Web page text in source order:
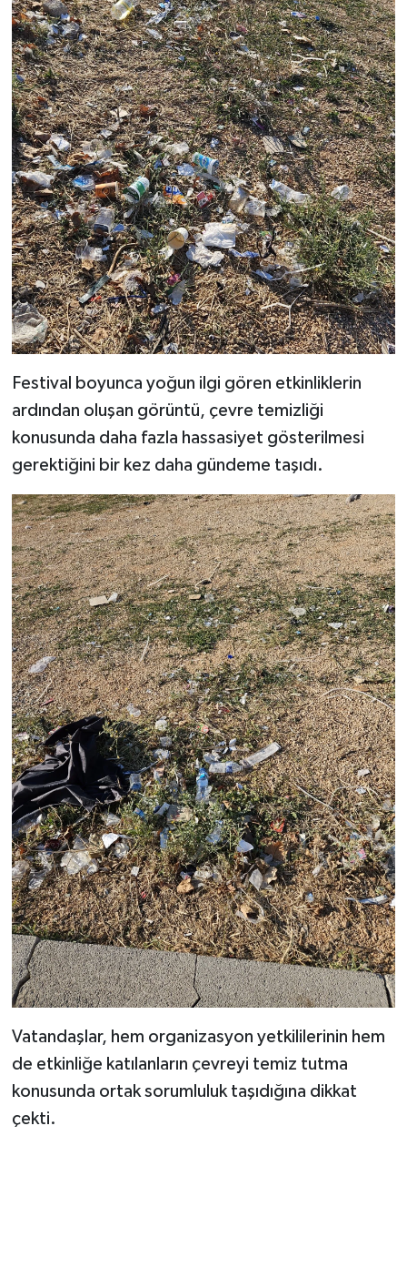
Festival boyunca yoğun ilgi gören etkinliklerin
ardından oluşan görüntü, çevre temizliği
konusunda daha fazla hassasiyet gösterilmesi
gerektiğini bir kez daha gündeme taşıdı.
Vatandaşlar, hem organizasyon yetkililerinin hem
de etkinliğe katılanların çevreyi temiz tutma
konusunda ortak sorumluluk taşıdığına dikkat
çekti.